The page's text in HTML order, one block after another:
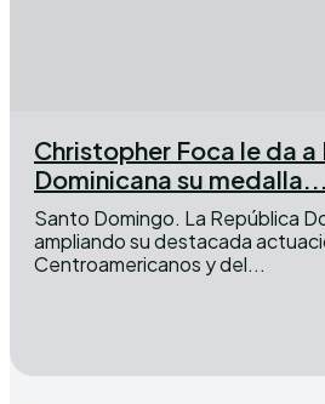
Christopher Foca le da a
Dominicana su medalla...
Santo Domingo. La República
ampliando su destacada
Centroamericanos y del...